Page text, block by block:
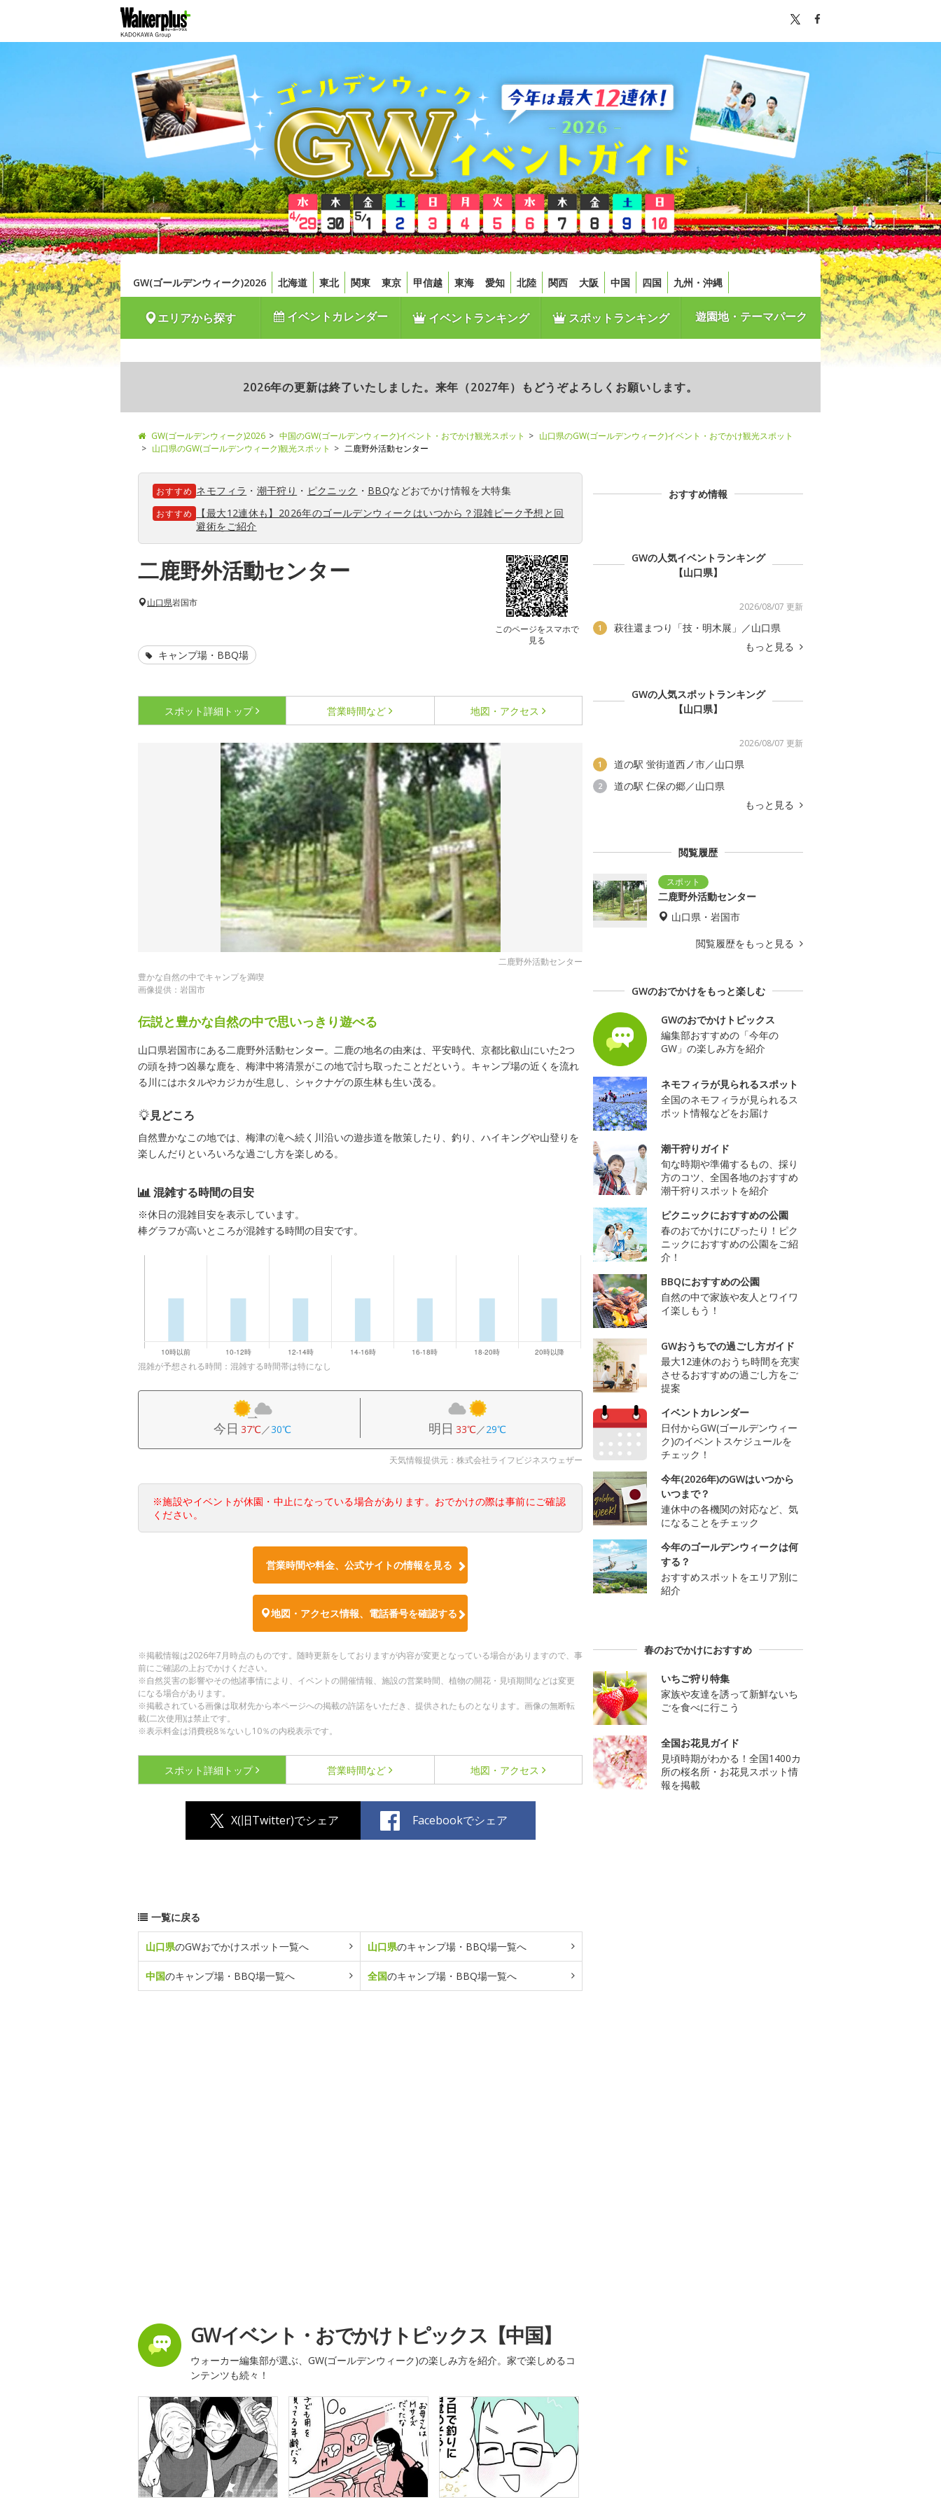
GW(ゴールデンウィーク)2026 北海道 東北 関東 東京 甲信越 東海 愛知 北陸 関西 大阪 中国 四国 九州・沖縄
エリアから探す イベントカレンダー イベントランキング スポットランキング 遊園地・テーマパーク
2026年の更新は終了いたしました。来年（2027年）もどうぞよろしくお願いします。
GW(ゴールデンウィーク)2026 中国のGW(ゴールデンウィーク)イベント・おでかけ観光スポット
山口県のGW(ゴールデンウィーク)イベント・おでかけ観光スポット
山口県のGW(ゴールデンウィーク)観光スポット
二鹿野外活動センター
おすすめ ネモフィラ ・ 潮干狩り ・ ピクニック ・ BBQなどおでかけ情報を大特集
おすすめ
【最大12連休も】2026年のゴールデンウィークはいつから？混雑ピーク予想と回
避術をご紹介
二鹿野外活動センター
このページをスマホで
見る
山口県岩国市
キャンプ場・BBQ場
スポット詳細 トップ 営業時間など 地図・アクセス
二鹿野外活動センター
豊かな自然の中でキャンプを満喫
画像提供：岩国市
伝説と豊かな自然の中で思いっきり遊べる
山口県岩国市にある二鹿野外活動センター。二鹿の地名の由来は、平安時代、京都比叡山にいた2つ
の頭を持つ凶暴な鹿を、梅津中将清景がこの地で討ち取ったことだという。キャンプ場の近くを流れ
る川にはホタルやカジカが生息し、シャクナゲの原生林も生い茂る。
見どころ
自然豊かなこの地では、梅津の滝へ続く川沿いの遊歩道を散策したり、釣り、ハイキングや山登りを
楽しんだりといろいろな過ごし方を楽しめる。
混雑する時間の目安
※休日の混雑目安を表示しています。
棒グラフが高いところが混雑する時間の目安です。
混雑が予想される時間：混雑する時間帯は特になし
今日 37℃／30℃ 明日 33℃／29℃
天気情報提供元：株式会社ライフビジネスウェザー
※施設やイベントが休園・中止になっている場合があります。おでかけの際は事前にご確認
ください。
営業時間や料金、公式サイトの情報を見る
地図・アクセス情報、電話番号を確認する
※掲載情報は2026年7月時点のものです。随時更新をしておりますが内容が変更となっている場合がありますので、事
前にご確認の上おでかけください。
※自然災害の影響やその他諸事情により、イベントの開催情報、施設の営業時間、植物の開花・見頃期間などは変更
になる場合があります。
※掲載されている画像は取材先から本ページへの掲載の許諾をいただき、提供されたものとなります。画像の無断転
載(二次使用)は禁止です。
※表示料金は消費税8％ないし10％の内税表示です。
スポット詳細 トップ 営業時間など 地図・アクセス
X(旧Twitter)でシェア Facebookでシェア
一覧に戻る
山口県のGWおでかけスポット一覧へ 山口県のキャンプ場・BBQ場一覧へ
中国のキャンプ場・BBQ場一覧へ 全国のキャンプ場・BBQ場一覧へ
GWイベント・おでかけトピックス【中国】
ウォーカー編集部が選ぶ、GW(ゴールデンウィーク)の楽しみ方を紹介。家で楽しめるコ
ンテンツも続々！
おすすめ情報
GWの人気イベントランキング
【山口県】
2026/08/07 更新
1
萩往還まつり「技・明木展」／山口県
もっと見る
GWの人気スポットランキング
【山口県】
2026/08/07 更新
1 道の駅 蛍街道西ノ市／山口県
2
道の駅 仁保の郷／山口県
もっと見る
閲覧履歴
二鹿野外活動センター
山口県・岩国市
閲覧履歴をもっと見る
GWのおでかけをもっと楽しむ
GWのおでかけトピックス
編集部おすすめの「今年の
GW」の楽しみ方を紹介
ネモフィラが見られるスポット
全国のネモフィラが見られるス
ポット情報などをお届け
潮干狩りガイド
旬な時期や準備するもの、採り
方のコツ、全国各地のおすすめ
潮干狩りスポットを紹介
ピクニックにおすすめの公園
春のおでかけにぴったり！ピク
ニックにおすすめの公園をご紹
介！
BBQにおすすめの公園
自然の中で家族や友人とワイワ
イ楽しもう！
GWおうちでの過ごし方ガイド
最大12連休のおうち時間を充実
させるおすすめの過ごし方をご
提案
イベントカレンダー
日付からGW(ゴールデンウィー
ク)のイベントスケジュールを
チェック！
今年(2026年)のGWはいつから
いつまで？
連休中の各機関の対応など、気
になることをチェック
今年のゴールデンウィークは何
する？
おすすめスポットをエリア別に
紹介
春のおでかけにおすすめ
いちご狩り特集
家族や友達を誘って新鮮ないち
ごを食べに行こう
全国お花見ガイド
見頃時期がわかる！全国1400カ
所の桜名所・お花見スポット情
報を掲載